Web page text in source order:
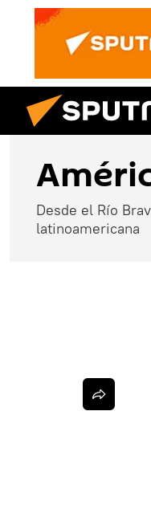
Desde el Río
latinoamericana